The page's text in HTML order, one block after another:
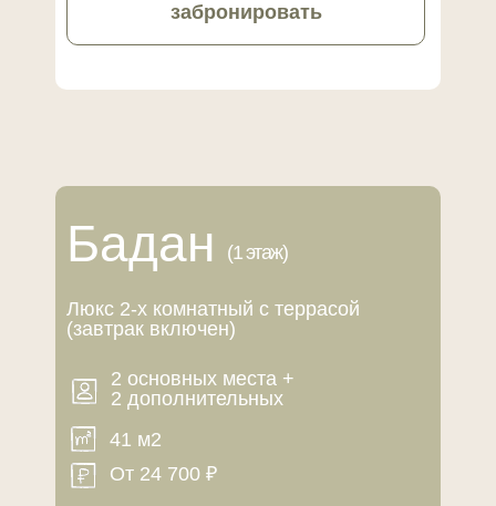
забронировать
Бадан (1 этаж)
Люкс 2-х комнатный с террасой
(завтрак включен)
2 основных места +
2 дополнительных
41 м2
От 24 700 ₽